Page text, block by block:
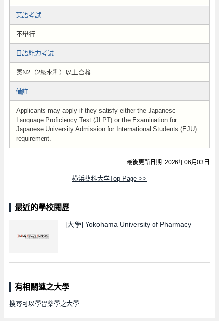
英語考試
不舉行
日語能力考試
需N2（2級水準）以上合格
備註
Applicants may apply if they satisfy either the Japanese-
Language Proficiency Test (JLPT) or the Examination for
Japanese University Admission for International Students (EJU)
requirement.
最後更新日期: 2026年06月03日
横浜薬科大学Top Page >>
最近的學校閱歷
[大學] Yokohama University of Pharmacy
有相關連之大學
搜尋可以學習藥學之大學